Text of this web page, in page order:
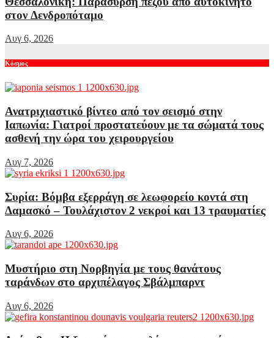
στον Δενδροπόταμο
Αυγ 6, 2026
Κόσμος
Ανατριχιαστικό βίντεο από τον σεισμό στην
Ιαπωνία: Γιατροί προστατεύουν με τα σώματά τους
ασθενή την ώρα του χειρουργείου
Αυγ 7, 2026
Συρία: Βόμβα εξερράγη σε λεωφορείο κοντά στη
Δαμασκό – Τουλάχιστον 2 νεκροί και 13 τραυματίες
Αυγ 6, 2026
Μυστήριο στη Νορβηγία με τους θανάτους
ταράνδων στο αρχιπέλαγος Σβάλμπαρντ
Αυγ 6, 2026